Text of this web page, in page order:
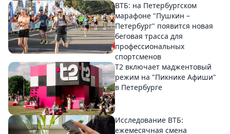
ВТБ: на Петербургском
марафоне "Пушкин –
Петербург" появится новая
беговая трасса для
профессиональных
спортсменов
Т2 включает маджентовый
режим на "Пикнике Афиши"
в Петербурге
Исследование ВТБ:
ежемесячная смена